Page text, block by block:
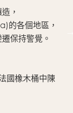
，
的各個地區，
保持警覺。
國橡木桶中陳